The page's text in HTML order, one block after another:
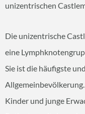
unizentrischen
Die unizentrische
eine
Sie ist die häufigste
Kinder und junge